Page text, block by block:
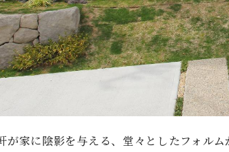
が家に陰影を与える、堂々としたフォル